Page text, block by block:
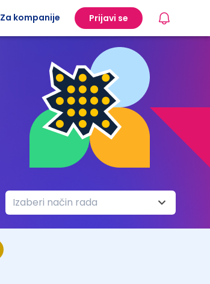
Za kompanije Prijavi se
Izaberi način rada